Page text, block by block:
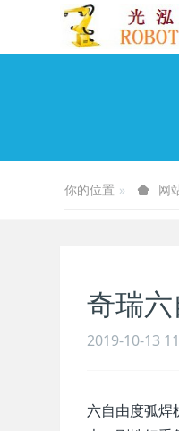
你的位置 网
奇瑞
2019-10-13
六自由度弧焊